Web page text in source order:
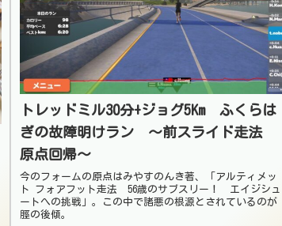
トレッドミル30分+ジョグ5Km ふくらは
ぎの故障明けラン 〜前スライド走法
原点回帰〜
今のフォームの原点はみやすのんき著、「アルティメッ
ト フォアフット走法 56歳のサブスリー！ エイジシュ
ートへの挑戦」。この中で諸悪の根源とされているのが
脛の後傾。